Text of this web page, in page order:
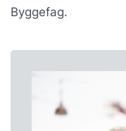
Byggefag.